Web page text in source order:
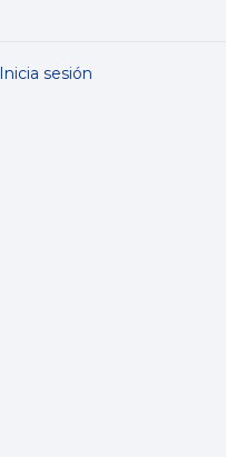
Inicia sesión